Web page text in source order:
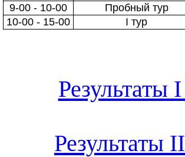
9-00 - 10-00
Пробный тур
10-00 - 15-00
I тур
Результаты
Результаты